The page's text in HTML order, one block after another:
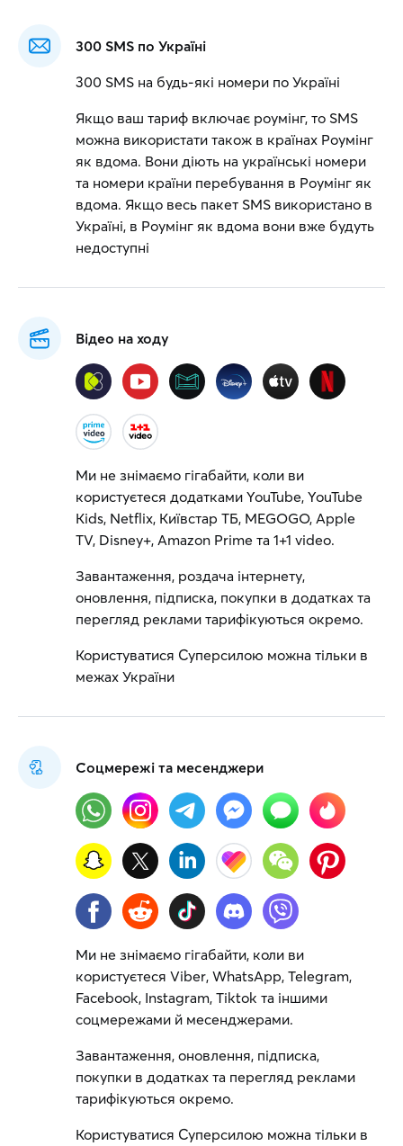
300 SMS по Україні
300 SMS на будь-які номери по Україні
Якщо ваш тариф включає роумінг, то SMS
можна використати також в країнах Роумінг
як вдома. Вони діють на українські номери
та номери країни перебування в Роумінг як
вдома. Якщо весь пакет SMS використано в
Україні, в Роумінг як вдома вони вже будуть
недоступні
Відео на ходу
Ми не знімаємо гігабайти, коли ви
користуєтеся додатками YouTube, YouTube
Kids, Netflix, Київстар ТБ, MEGOGO, Apple
TV, Disney+, Amazon Prime та 1+1 video.
Завантаження, роздача інтернету,
оновлення, підписка, покупки в додатках та
перегляд реклами тарифікуються окремо.
Користуватися Суперсилою можна тільки в
межах України
Соцмережі та месенджери
Ми не знімаємо гігабайти, коли ви
користуєтеся Viber, WhatsApp, Telegram,
Facebook, Instagram, Tiktok та іншими
соцмережами й месенджерами.
Завантаження, оновлення, підписка,
покупки в додатках та перегляд реклами
тарифікуються окремо.
Користуватися Суперсилою можна тільки в